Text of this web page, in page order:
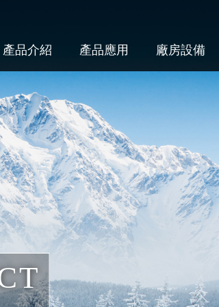
產品介紹 產品應用 廠房設備